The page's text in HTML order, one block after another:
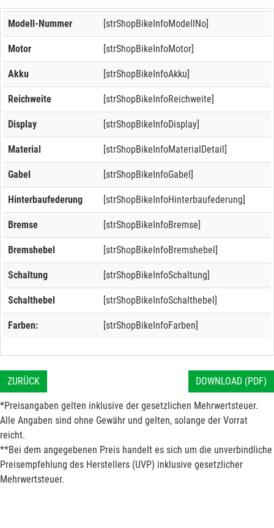
Modell-Nummer [strShopBikeInfoModellNo]
Motor [strShopBikeInfoMotor]
Akku [strShopBikeInfoAkku]
Reichweite [strShopBikeInfoReichweite]
Display [strShopBikeInfoDisplay]
Material [strShopBikeInfoMaterialDetail]
Gabel [strShopBikeInfoGabel]
Hinterbaufederung [strShopBikeInfoHinterbaufederung]
Bremse [strShopBikeInfoBremse]
Bremshebel [strShopBikeInfoBremshebel]
Schaltung [strShopBikeInfoSchaltung]
Schalthebel [strShopBikeInfoSchalthebel]
Farben: [strShopBikeInfoFarben]
ZURÜCK DOWNLOAD (PDF)
*Preisangaben gelten inklusive der gesetzlichen Mehrwertsteuer.
Alle Angaben sind ohne Gewähr und gelten, solange der Vorrat
reicht.
**Bei dem angegebenen Preis handelt es sich um die unverbindliche
Preisempfehlung des Herstellers (UVP) inklusive gesetzlicher
Mehrwertsteuer.